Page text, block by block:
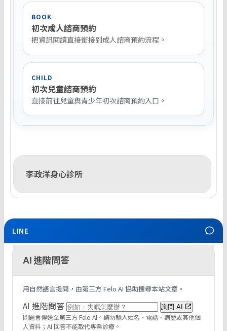
BOOK
初次成人諮商預約
把資訊閱讀直接銜接到成人諮商預約流程。
CHILD
初次兒童諮商預約
直接前往兒童與青少年初次諮商預約入口。
李政洋身心診所
LINE
AI 進階問答
用自然語言提問，由第三方 Felo AI 協助搜尋本站文章。
AI 進階問答 （可輸入自然語言問題；送出後會開啟 Felo
詢問 AI
問題會傳送至第三方 Felo AI。請勿輸入姓名、電話、病歷或其他個
人資料；AI 回答不能取代專業診療。